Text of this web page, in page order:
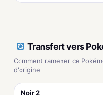
Transfert vers
Comment ramener ce
d'origine.
Noir 2